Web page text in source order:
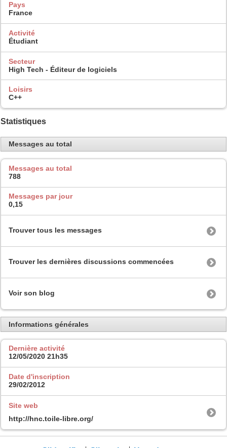
Pays
France
Activité
Étudiant
Secteur
High Tech - Éditeur de logiciels
Loisirs
C++
Statistiques
Messages au total
Messages au total
788
Messages par jour
0,15
Trouver tous les messages
Trouver les dernières discussions commencées
Voir son blog
Informations générales
Dernière activité
12/05/2020 21h35
Date d'inscription
29/02/2012
Site web
http://hnc.toile-libre.org/